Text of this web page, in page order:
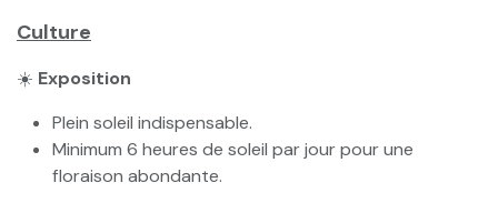
Culture
☀️ Exposition
Plein soleil indispensable.
Minimum 6 heures de soleil par jour pour une
floraison abondante.